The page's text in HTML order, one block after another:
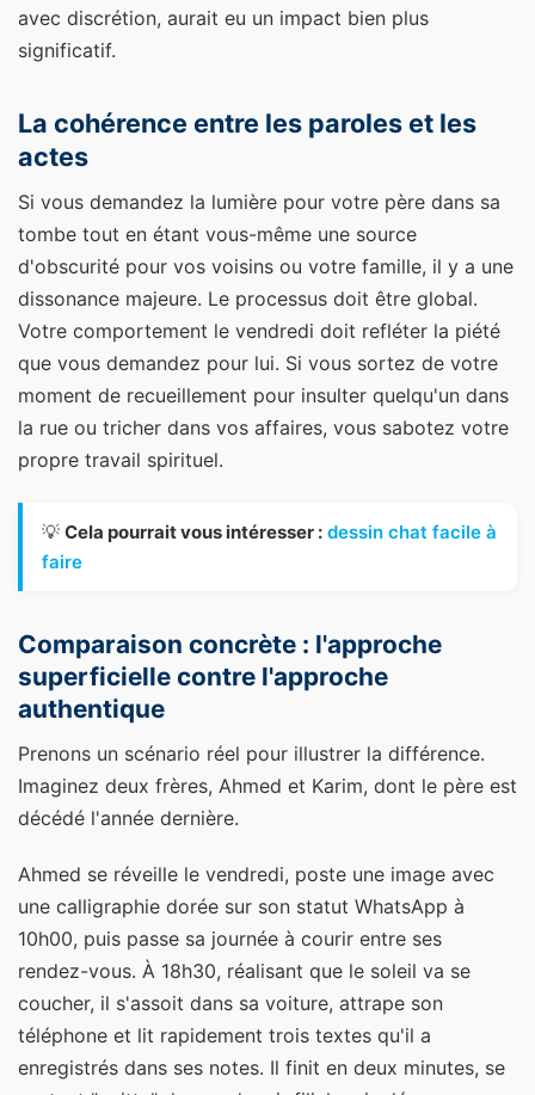
avec discrétion, aurait eu un impact bien plus
significatif.
La cohérence entre les paroles et les
actes
Si vous demandez la lumière pour votre père dans sa
tombe tout en étant vous-même une source
d'obscurité pour vos voisins ou votre famille, il y a une
dissonance majeure. Le processus doit être global.
Votre comportement le vendredi doit refléter la piété
que vous demandez pour lui. Si vous sortez de votre
moment de recueillement pour insulter quelqu'un dans
la rue ou tricher dans vos affaires, vous sabotez votre
propre travail spirituel.
💡 Cela pourrait vous intéresser : dessin chat facile à
faire
Comparaison concrète : l'approche
superficielle contre l'approche
authentique
Prenons un scénario réel pour illustrer la différence.
Imaginez deux frères, Ahmed et Karim, dont le père est
décédé l'année dernière.
Ahmed se réveille le vendredi, poste une image avec
une calligraphie dorée sur son statut WhatsApp à
10h00, puis passe sa journée à courir entre ses
rendez-vous. À 18h30, réalisant que le soleil va se
coucher, il s'assoit dans sa voiture, attrape son
téléphone et lit rapidement trois textes qu'il a
enregistrés dans ses notes. Il finit en deux minutes, se